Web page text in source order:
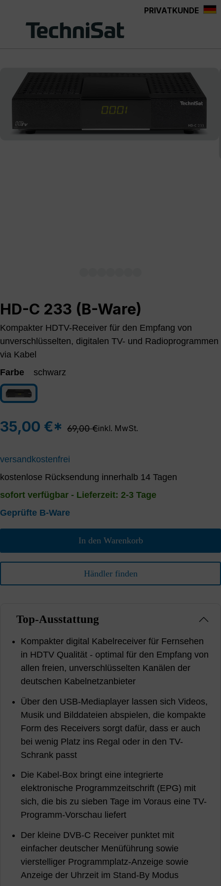
PRIVATKUNDE
Bildergalerie überspringen
HD-C 233 (B-Ware)
Kompakter HDTV-Receiver für den Empfang von
unverschlüsselten, digitalen TV- und Radioprogrammen
via Kabel
Farbe
schwarz
schwarz
35,00 €* Regulärer Preis:
69,00 €inkl. MwSt.
versandkostenfrei
kostenlose Rücksendung innerhalb 14 Tagen
sofort verfügbar - Lieferzeit: 2-3 Tage
Geprüfte B-Ware
In den Warenkorb
Händler finden
Top-Ausstattung
Kompakter digital Kabelreceiver für Fernsehen
in HDTV Qualität - optimal für den Empfang von
allen freien, unverschlüsselten Kanälen der
deutschen Kabelnetzanbieter
Über den USB-Mediaplayer lassen sich Videos,
Musik und Bilddateien abspielen, die kompakte
Form des Receivers sorgt dafür, dass er auch
bei wenig Platz ins Regal oder in den TV-
Schrank passt
Die Kabel-Box bringt eine integrierte
elektronische Programmzeitschrift (EPG) mit
sich, die bis zu sieben Tage im Voraus eine TV-
Programm-Vorschau liefert
Der kleine DVB-C Receiver punktet mit
einfacher deutscher Menüführung sowie
vierstelliger Programmplatz-Anzeige sowie
Anzeige der Uhrzeit im Stand-By Modus